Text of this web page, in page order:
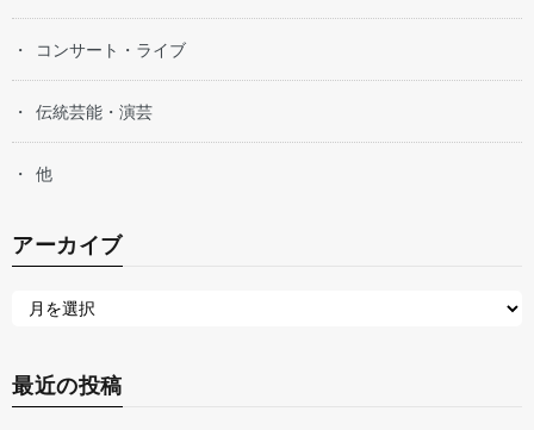
コンサート・ライブ
伝統芸能・演芸
他
アーカイブ
最近の投稿